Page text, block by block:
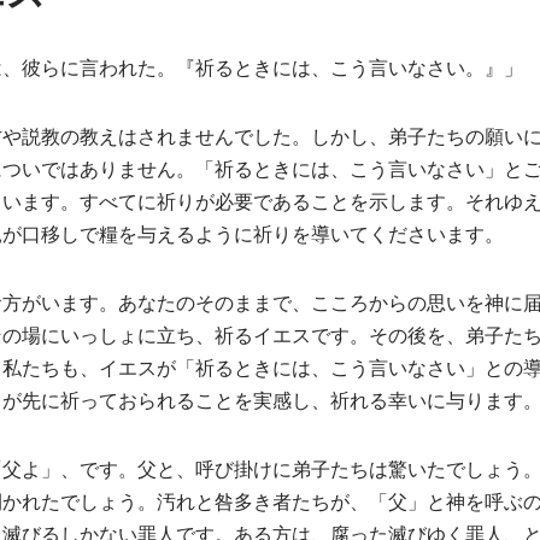
彼らに言われた。『祈るときには、こう言いなさい。』」
説教の教えはされませんでした。しかし、弟子たちの願い
いではありません。「祈るときには、こう言いなさい」と
ます。すべてに祈りが必要であることを示します。それゆ
口移しで糧を与えるように祈りを導いてくださいます。
がいます。あなたのそのままで、こころからの思いを神に
場にいっしょに立ち、祈るイエスです。その後を、弟子た
たちも、イエスが「祈るときには、こう言いなさい」との
先に祈っておられることを実感し、祈れる幸いに与ります
よ」、です。父と、呼び掛けに弟子たちは驚いたでしょう
れたでしょう。汚れと咎多き者たちが、「父」と神を呼ぶ
びるしかない罪人です。ある方は、腐った滅びゆく罪人、